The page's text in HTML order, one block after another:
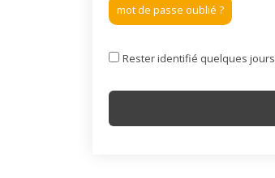
mot de passe oublié ?
Rester identifié quelques jours